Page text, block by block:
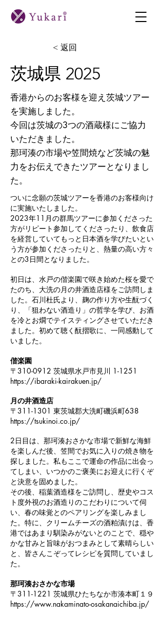
< 返回
茨城県 2025
香港からのお客様を迎え茨城ツアー
を実施しました。
今回は茨城の3つの酒蔵様にご協力
いただきました。
那珂湊の市場や笠間焼など茨城の魅
力をお伝えできたツアーとなりまし
た。
ついに念願の茨城ツアーを香港のお客様向け
に実施いたしました。
2023年11月の群馬ツアーに参加くださった
方がリピート参加してくださったり、飲食店
を経営していてもっと日本酒を学びたいとい
う方が参加くださったりと、熱量の高い方々
との3日間となりました。
初日は、水戸の偕楽園で咲き始めた桜を愛で
たのち、大洗の月の井酒造店様をご訪問しま
した。石川杜氏より、麹の作り方や生酛づく
り、「狙わない酒造り」の哲学を学び、お酒
を冷とお燗でテイスティングさせていただき
ました。初めて聴く酛摺歌に、一同感動して
いました。
偕楽園
〒310-0912 茨城県水戸市見川 1-1251
https://ibaraki-kairakuen.jp/
月の井酒造店
〒311-1301 東茨城郡大洗町磯浜町638
https://tsukinoi.co.jp/
2日目は、那珂湊おさかな市場で新鮮な海鮮
を楽しんだ後、笠間でお気に入りの焼き物を
探しました。私もここで運命の作品に出会っ
てしまい、いつかのご褒美にお迎えに行くぞ
と決意を固めました。
その後、稲葉酒造様をご訪問し、歴史やコス
ト度外視のお酒造りのこだわりについて伺
い、春の味覚とのペアリングを楽しみまし
た。特に、クリームチーズの酒粕漬けは、香
港ではあまり馴染みがないとのことで、穏や
かな甘みと旨味がおつまみとして素晴らしい
と、皆さんこぞってレシピを質問していまし
た。
那珂湊おさかな市場
〒311-1221 茨城県ひたちなか市湊本町１９
https://www.nakaminato-osakanaichiba.jp/